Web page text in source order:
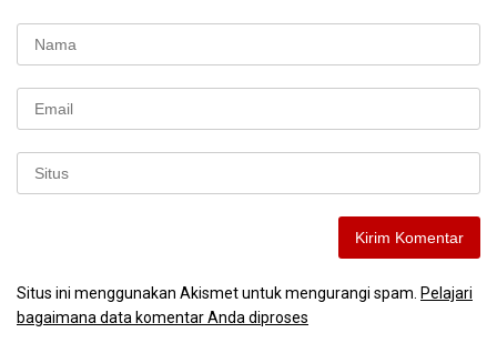
Situs ini menggunakan Akismet untuk mengurangi spam. Pelajari
bagaimana data komentar Anda diproses